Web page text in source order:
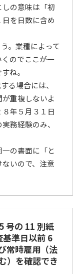
の意味は「初
を日数に含め
。業種によって
のでここが一
ね。
る場合には、
重複しないよ
年５月３１日
務経験のみ、
の書面に「と
いので、注意
号の 11 別紙
準日以前 6
常時雇用（法
）を確認でき